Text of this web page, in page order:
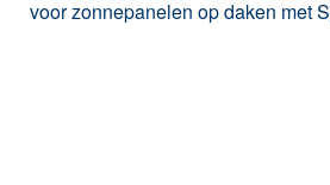
voor zonnepanelen op daken met